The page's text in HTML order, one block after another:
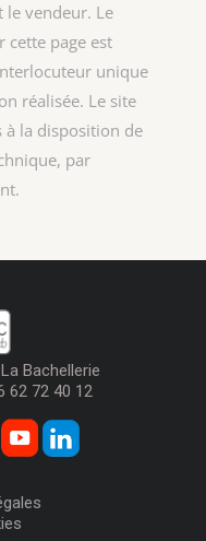
vendeur. Le
cette page est
unique
réalisée. Le site
à la disposition de
par
Bachellerie
62 72 40 12